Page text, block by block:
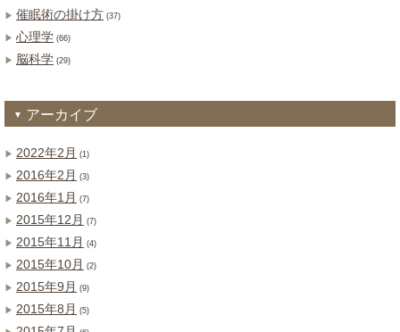
催眠術の掛け方 (37)
心理学 (66)
脳科学 (29)
アーカイブ
2022年2月 (1)
2016年2月 (3)
2016年1月 (7)
2015年12月 (7)
2015年11月 (4)
2015年10月 (2)
2015年9月 (9)
2015年8月 (5)